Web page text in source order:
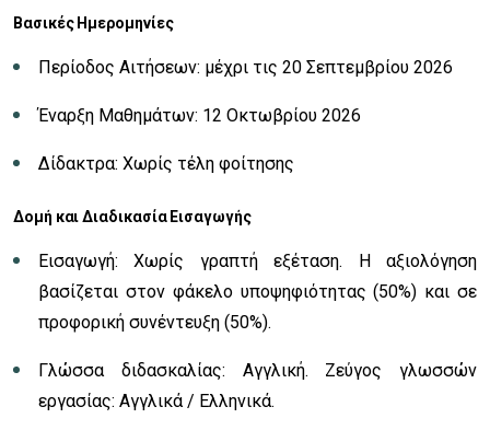
Βασικές Ημερομηνίες
Περίοδος Αιτήσεων: μέχρι τις 20 Σεπτεμβρίου 2026
Έναρξη Μαθημάτων: 12 Οκτωβρίου 2026
Δίδακτρα: Χωρίς τέλη φοίτησης
Δομή και Διαδικασία Εισαγωγής
Εισαγωγή: Χωρίς γραπτή εξέταση. Η αξιολόγηση
βασίζεται στον φάκελο υποψηφιότητας (50%) και σε
προφορική συνέντευξη (50%).
Γλώσσα διδασκαλίας: Αγγλική. Ζεύγος γλωσσών
εργασίας: Αγγλικά / Ελληνικά.